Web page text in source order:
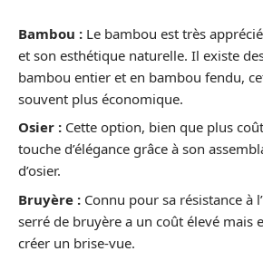
Bambou : Le bambou est très
et son esthétique naturelle. Il existe
bambou entier et en bambou fendu,
souvent plus économique.
Osier : Cette option, bien que plus
touche d’élégance grâce à son
d’osier.
Bruyère : Connu pour sa résistance à
serré de bruyère a un coût élevé mais
créer un brise-vue.